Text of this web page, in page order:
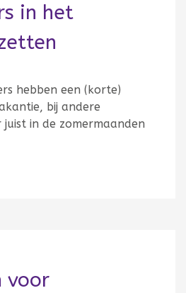
in het
hebben een (korte)
bij andere
juist in de zomermaanden
in het zonnetjes
voor